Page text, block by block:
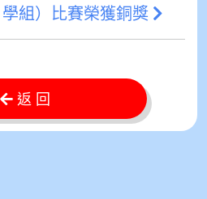
學組）比賽榮獲銅獎
返 回